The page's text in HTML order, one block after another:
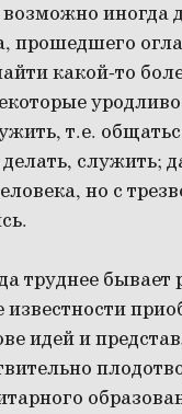
иногда
прошедшего
какой-то
т.е.
служить;
но с
труднее
идей и